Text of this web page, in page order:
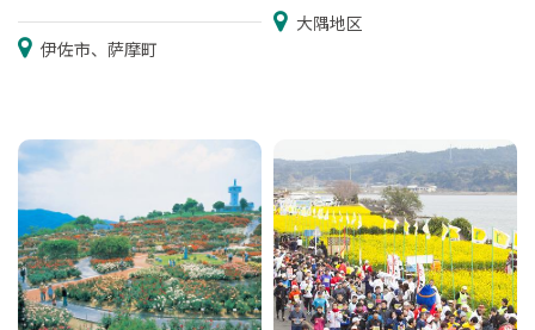
伊佐市、萨摩町
大隅地区